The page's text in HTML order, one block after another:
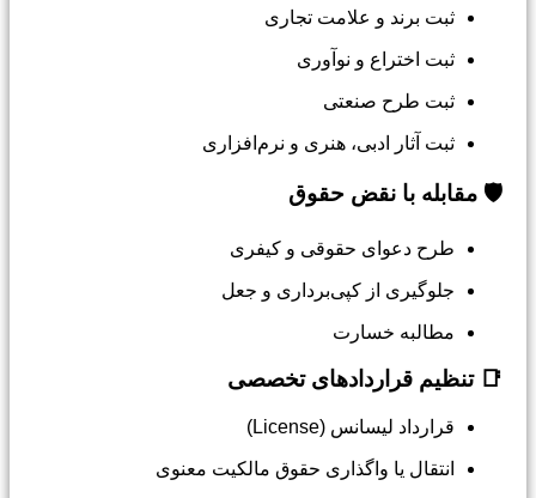
ثبت برند و علامت تجاری
ثبت اختراع و نوآوری
ثبت طرح صنعتی
ثبت آثار ادبی، هنری و نرم‌افزاری
🛡️ مقابله با نقض حقوق
طرح دعوای حقوقی و کیفری
جلوگیری از کپی‌برداری و جعل
مطالبه خسارت
📑 تنظیم قراردادهای تخصصی
قرارداد لیسانس (License)
انتقال یا واگذاری حقوق مالکیت معنوی